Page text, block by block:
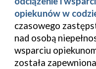
opiekunów w
czasowego
nad osobą
wsparciu
została